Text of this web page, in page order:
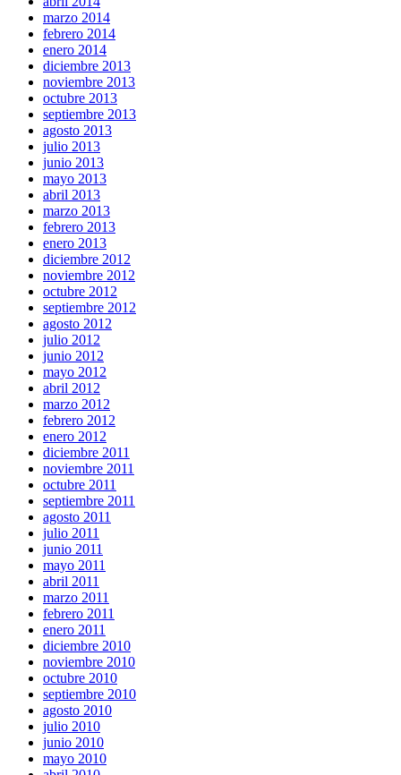
marzo 2014
febrero 2014
enero 2014
diciembre 2013
noviembre 2013
octubre 2013
septiembre 2013
agosto 2013
julio 2013
junio 2013
mayo 2013
abril 2013
marzo 2013
febrero 2013
enero 2013
diciembre 2012
noviembre 2012
octubre 2012
septiembre 2012
agosto 2012
julio 2012
junio 2012
mayo 2012
abril 2012
marzo 2012
febrero 2012
enero 2012
diciembre 2011
noviembre 2011
octubre 2011
septiembre 2011
agosto 2011
julio 2011
junio 2011
mayo 2011
abril 2011
marzo 2011
febrero 2011
enero 2011
diciembre 2010
noviembre 2010
octubre 2010
septiembre 2010
agosto 2010
julio 2010
junio 2010
mayo 2010